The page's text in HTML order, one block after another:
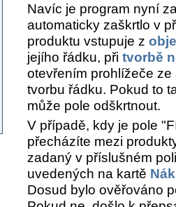
Navíc je program nyní
automaticky zaškrtlo v
produktu vstupuje z
jejího řádku, při tvorbě
otevřením prohlížeče
tvorbu řádku. Pokud to
může pole odškrtnout.
V případě, kdy je pole
přecházíte mezi
zadaný v příslušném
uvedených na kartě
Dosud bylo ověřováno